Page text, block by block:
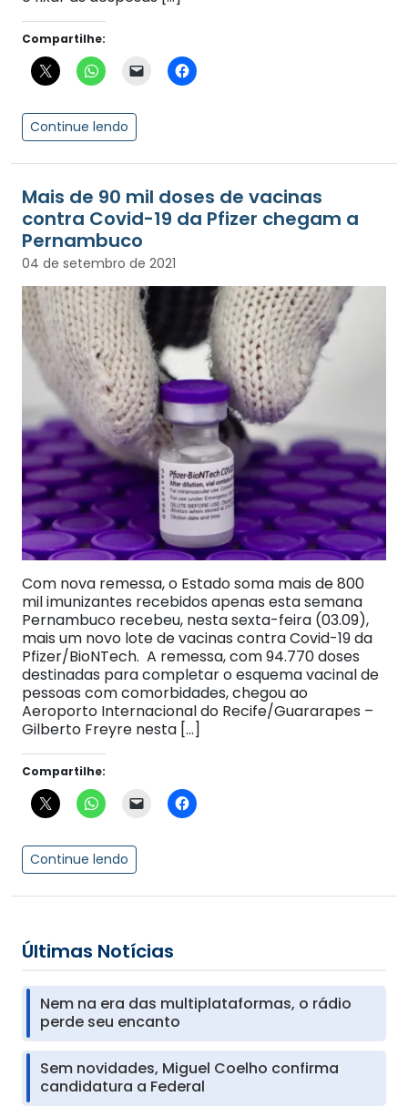
Compartilhe:
Continue lendo
Mais de 90 mil doses de vacinas
contra Covid-19 da Pfizer chegam a
Pernambuco
04 de setembro de 2021
Com nova remessa, o Estado soma mais de 800
mil imunizantes recebidos apenas esta semana
Pernambuco recebeu, nesta sexta-feira (03.09),
mais um novo lote de vacinas contra Covid-19 da
Pfizer/BioNTech. A remessa, com 94.770 doses
destinadas para completar o esquema vacinal de
pessoas com comorbidades, chegou ao
Aeroporto Internacional do Recife/Guararapes –
Gilberto Freyre nesta […]
Compartilhe:
Continue lendo
Últimas Notícias
Nem na era das multiplataformas, o rádio
perde seu encanto
Sem novidades, Miguel Coelho confirma
candidatura a Federal